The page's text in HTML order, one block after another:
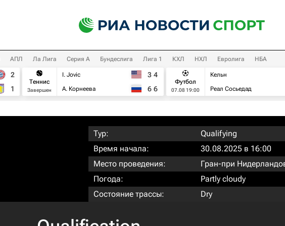
АПЛ Ла Лига Серия А Бундеслига Лига 1 КХЛ НХЛ Евролига НБА
2
1
Теннис
Завершен
I. Jovic
А. Корнеева
3 4
6 6
Футбол
07.08 19:00
Кельн
Реал Сосьедад
Тур:
Qualifying
Время начала:
30.08.2025 в 16:00
Место проведения:
Гран-при
Погода:
Partly cloudy
Состояние трассы:
Dry